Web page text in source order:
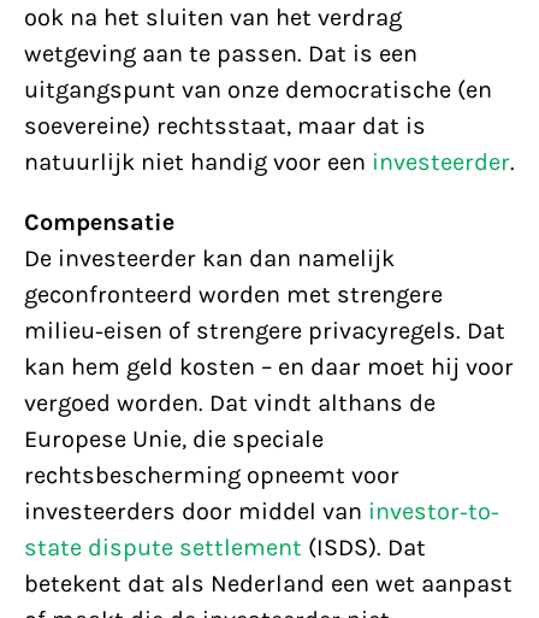
ook na het sluiten van het verdrag
wetgeving aan te passen. Dat is een
uitgangspunt van onze democratische (en
soevereine) rechtsstaat, maar dat is
natuurlijk niet handig voor een investeerder.
Compensatie
De investeerder kan dan namelijk
geconfronteerd worden met strengere
milieu-eisen of strengere privacyregels. Dat
kan hem geld kosten – en daar moet hij voor
vergoed worden. Dat vindt althans de
Europese Unie, die speciale
rechtsbescherming opneemt voor
investeerders door middel van investor-to-
state dispute settlement (ISDS). Dat
betekent dat als Nederland een wet aanpast